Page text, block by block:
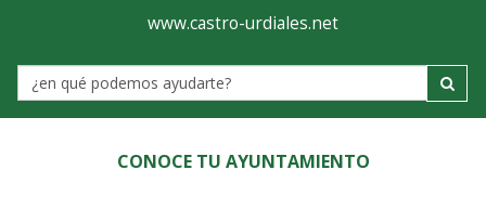
Ayuntamiento
de
Castro-
Urdiales
www.castro-urdiales.net
Label
CONOCE TU AYUNTAMIENTO